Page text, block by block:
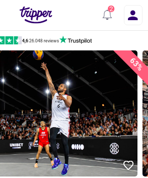
4,6|26.048 reviews
63%